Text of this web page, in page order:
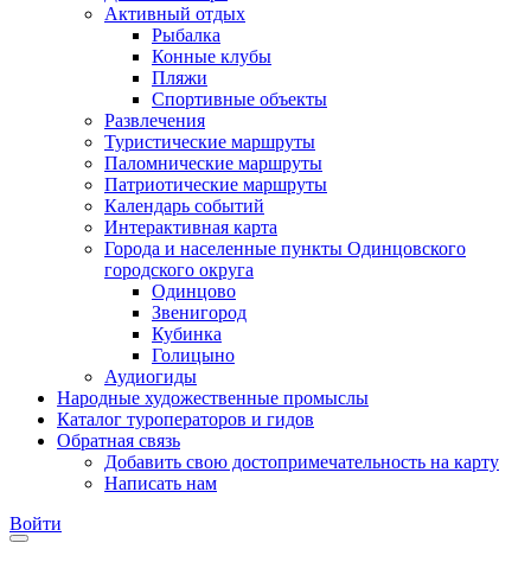
Активный отдых
Рыбалка
Конные клубы
Пляжи
Спортивные объекты
Развлечения
Туристические маршруты
Паломнические маршруты
Патриотические маршруты
Календарь событий
Интерактивная карта
Города и населенные пункты Одинцовского
городского округа
Одинцово
Звенигород
Кубинка
Голицыно
Аудиогиды
Народные художественные промыслы
Каталог туроператоров и гидов
Обратная связь
Добавить свою достопримечательность на карту
Написать нам
Войти